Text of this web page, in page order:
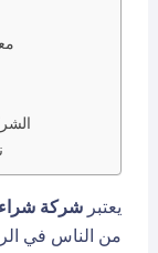
يعتبر شركة شراء
من الناس في